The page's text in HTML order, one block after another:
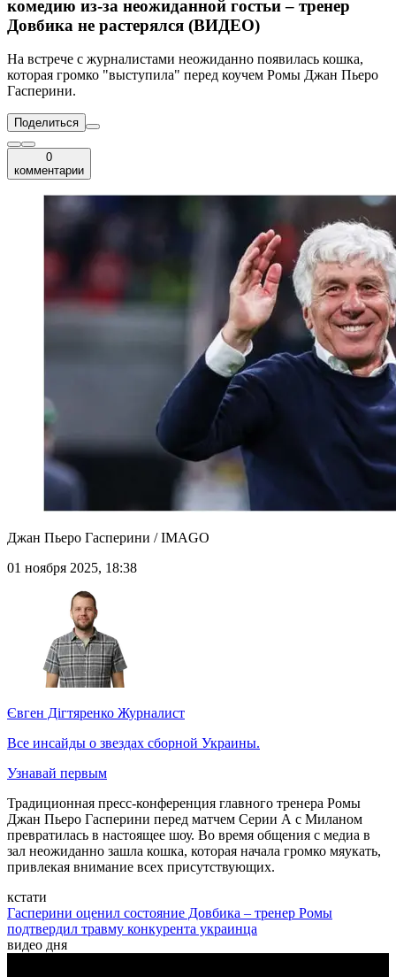
комедию из-за неожиданной гостьи – тренер
Довбика не растерялся (ВИДЕО)
На встрече с журналистами неожиданно появилась кошка,
которая громко "выступила" перед коучем Ромы Джан Пьеро
Гасперини.
Поделиться
0
комментарии
Джан Пьеро Гасперини / IMAGO
01 ноября 2025, 18:38
Євген Дігтяренко Журналист
Все инсайды о звездах сборной Украины.
Узнавай первым
Традиционная пресс-конференция главного тренера Ромы
Джан Пьеро Гасперини перед матчем Серии А с Миланом
превратилась в настоящее шоу. Во время общения с медиа в
зал неожиданно зашла кошка, которая начала громко мяукать,
привлекая внимание всех присутствующих.
кстати
Гасперини оценил состояние Довбика – тренер Ромы
подтвердил травму конкурента украинца
видео дня